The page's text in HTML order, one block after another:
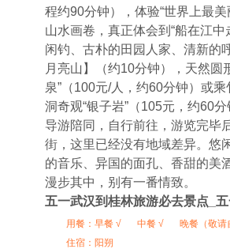
程约90分钟），体验“世界上最
山水画卷，真正体会到“船在江
闲钓、古朴的田园人家、清新的
月亮山】（约10分钟），天然圆
泉”（100元/人，约60分钟）或
洞奇观“银子岩”（105元，约60
导游陪同，自行前往，游览完毕
街，这里已经没有地域差异。悠
的音乐、异国的面孔、香甜的美
漫步其中，别有一番情致。
五一武汉到桂林旅游必去景点_
用餐： 早餐 √ 中餐 √
晚餐（敬请
住宿：阳朔